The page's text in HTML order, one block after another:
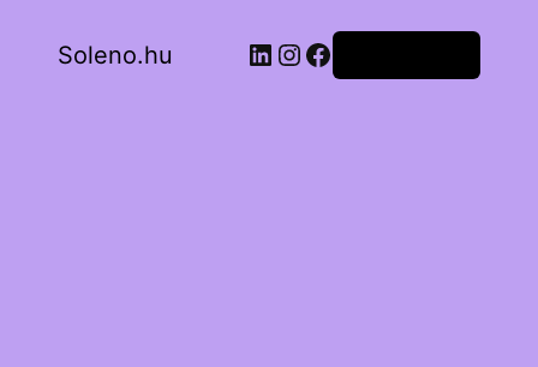
Soleno.hu LinkedIn
Instagram
Facebook